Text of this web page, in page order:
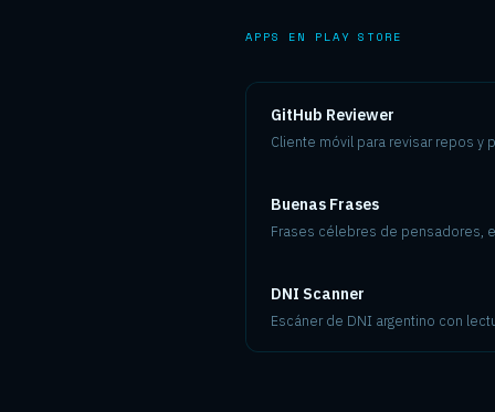
APPS EN PLAY STORE
GitHub Reviewer
Cliente móvil para revisar repos y
Buenas Frases
Frases célebres de pensadores,
DNI Scanner
Escáner de DNI argentino con